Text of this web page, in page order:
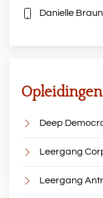
Danielle Braun
Opleidingen
Deep
Leergang
Leergang